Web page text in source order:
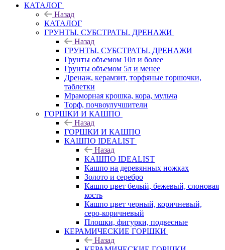
КАТАЛОГ
Назад
КАТАЛОГ
ГРУНТЫ. СУБСТРАТЫ. ДРЕНАЖИ
Назад
ГРУНТЫ. СУБСТРАТЫ. ДРЕНАЖИ
Грунты объемом 10л и более
Грунты объемом 5л и менее
Дренаж, керамзит, торфяные горшочки,
таблетки
Мраморная крошка, кора, мульча
Торф, почвоулучшители
ГОРШКИ И КАШПО
Назад
ГОРШКИ И КАШПО
КАШПО IDEALIST
Назад
КАШПО IDEALIST
Кашпо на деревянных ножках
Золото и серебро
Кашпо цвет белый, бежевый, слоновая
кость
Кашпо цвет черный, коричневый,
серо-коричневый
Плошки, фигурки, подвесные
КЕРАМИЧЕСКИЕ ГОРШКИ
Назад